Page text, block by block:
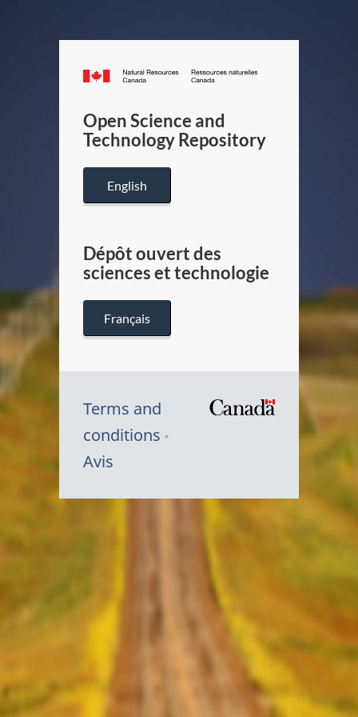
Canada.ca
/
Canada
Open Science and
Technology Repository
English
Dépôt ouvert des
sciences et technologie
Français
Terms and
conditions
Avis
Symbole
Canada